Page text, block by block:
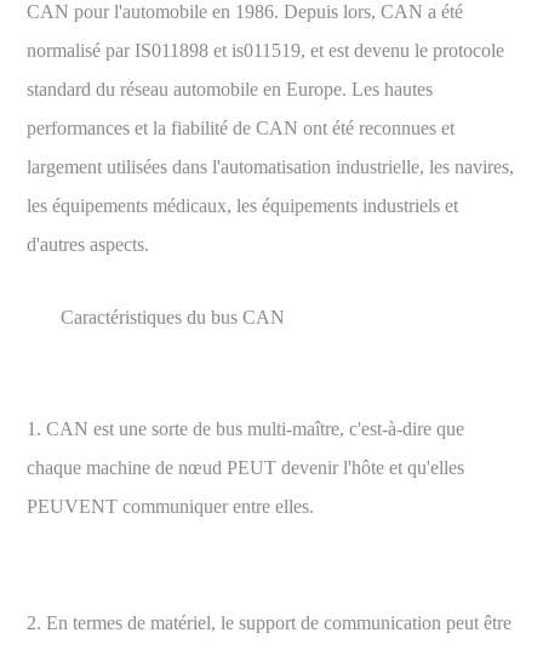
CAN pour l'automobile en 1986. Depuis lors, CAN a été
normalisé par IS011898 et is011519, et est devenu le protocole
standard du réseau automobile en Europe. Les hautes
performances et la fiabilité de CAN ont été reconnues et
largement utilisées dans l'automatisation industrielle, les navires,
les équipements médicaux, les équipements industriels et
d'autres aspects.
Caractéristiques du bus CAN
1. CAN est une sorte de bus multi-maître, c'est-à-dire que
chaque machine de nœud PEUT devenir l'hôte et qu'elles
PEUVENT communiquer entre elles.
2. En termes de matériel, le support de communication peut être